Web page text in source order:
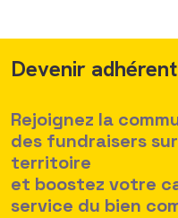
Devenir adhérent
Rejoignez la
des fundraisers
territoire
et boostez votre
service du bien